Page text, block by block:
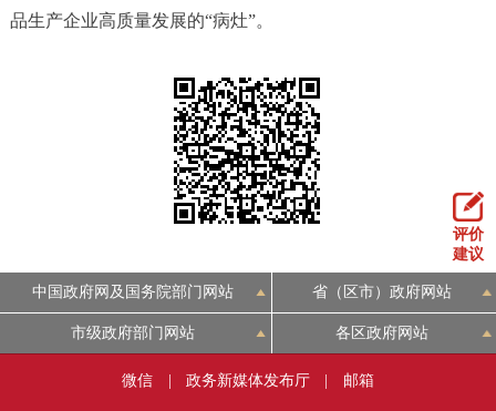
品生产企业高质量发展的“病灶”。
评价
建议
中国政府网及国务院部门网站 省（区市）政府网站
市级政府部门网站 各区政府网站
微信 政务新媒体发布厅 邮箱